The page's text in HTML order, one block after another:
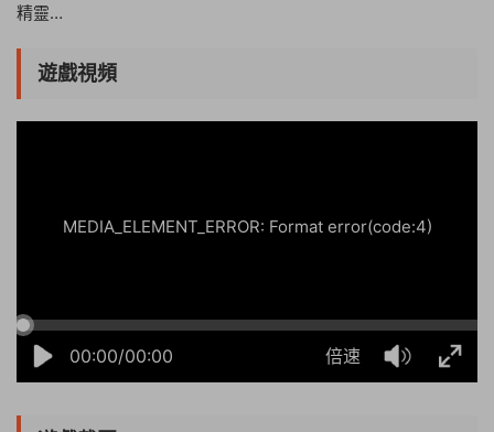
精靈…
遊戲視頻
00:00/00:00 倍速
MEDIA_ELEMENT_ERROR: Format error(code:4)